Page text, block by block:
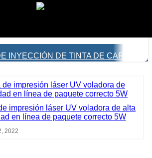
INYECCIÓN DE TINTA DE
impresión láser UV voladora de alta
en línea de paquete correcto 5W
2022